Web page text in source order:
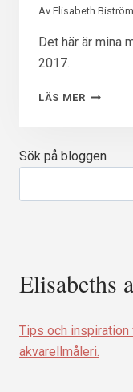
Av Elisabeth Biström
Det här är mina
2017.
LÄS MER2017
Sök på bloggen
Elisabeths
Tips och
akvarellmåleri.